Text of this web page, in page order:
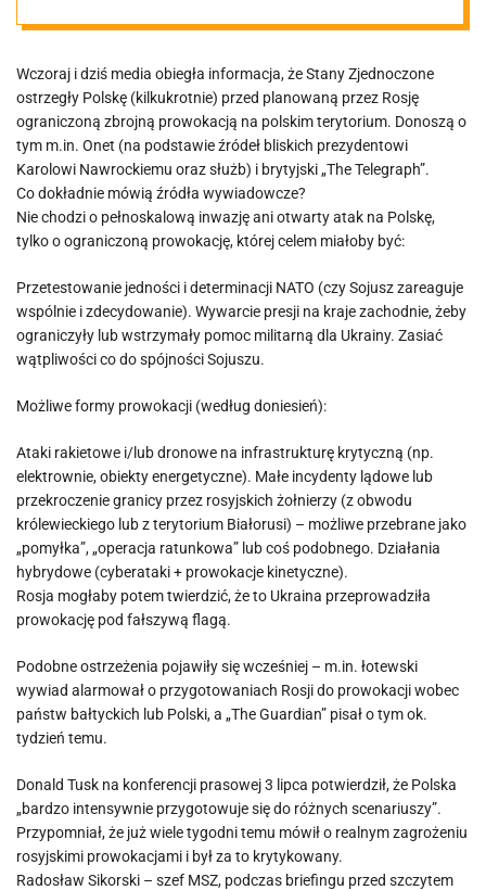
Wczoraj i dziś media obiegła informacja, że Stany Zjednoczone
ostrzegły Polskę (kilkukrotnie) przed planowaną przez Rosję
ograniczoną zbrojną prowokacją na polskim terytorium. Donoszą o
tym m.in. Onet (na podstawie źródeł bliskich prezydentowi
Karolowi Nawrockiemu oraz służb) i brytyjski „The Telegraph”.
Co dokładnie mówią źródła wywiadowcze?
Nie chodzi o pełnoskalową inwazję ani otwarty atak na Polskę,
tylko o ograniczoną prowokację, której celem miałoby być:
Przetestowanie jedności i determinacji NATO (czy Sojusz zareaguje
wspólnie i zdecydowanie). Wywarcie presji na kraje zachodnie, żeby
ograniczyły lub wstrzymały pomoc militarną dla Ukrainy. Zasiać
wątpliwości co do spójności Sojuszu.
Możliwe formy prowokacji (według doniesień):
Ataki rakietowe i/lub dronowe na infrastrukturę krytyczną (np.
elektrownie, obiekty energetyczne). Małe incydenty lądowe lub
przekroczenie granicy przez rosyjskich żołnierzy (z obwodu
królewieckiego lub z terytorium Białorusi) – możliwe przebrane jako
„pomyłka”, „operacja ratunkowa” lub coś podobnego. Działania
hybrydowe (cyberataki + prowokacje kinetyczne).
Rosja mogłaby potem twierdzić, że to Ukraina przeprowadziła
prowokację pod fałszywą flagą.
Podobne ostrzeżenia pojawiły się wcześniej – m.in. łotewski
wywiad alarmował o przygotowaniach Rosji do prowokacji wobec
państw bałtyckich lub Polski, a „The Guardian” pisał o tym ok.
tydzień temu.
Donald Tusk na konferencji prasowej 3 lipca potwierdził, że Polska
„bardzo intensywnie przygotowuje się do różnych scenariuszy”.
Przypomniał, że już wiele tygodni temu mówił o realnym zagrożeniu
rosyjskimi prowokacjami i był za to krytykowany.
Radosław Sikorski – szef MSZ, podczas briefingu przed szczytem